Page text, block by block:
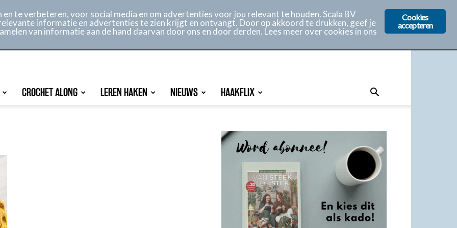
CROCHET ALONG LEREN HAKEN NIEUWS HAAKFLIX
Cookies
accepteren
te verbeteren, voor social media en om advertenties voor jou relevant te houden. Scala BV
informatie en advertenties te zien krijgt en ontvangt. Door op akkoord te drukken, geef je
van informatie aan de hand daarvan door ons en door derden. Lees meer over cookies in ons